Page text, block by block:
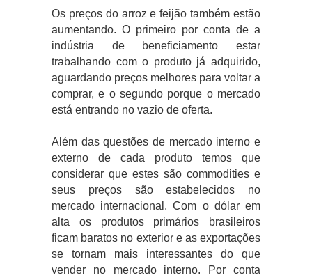
Os preços do arroz e feijão também estão
aumentando. O primeiro por conta de a
indústria de beneficiamento estar
trabalhando com o produto já adquirido,
aguardando preços melhores para voltar a
comprar, e o segundo porque o mercado
está entrando no vazio de oferta.
Além das questões de mercado interno e
externo de cada produto temos que
considerar que estes são commodities e
seus preços são estabelecidos no
mercado internacional. Com o dólar em
alta os produtos primários brasileiros
ficam baratos no exterior e as exportações
se tornam mais interessantes do que
vender no mercado interno. Por conta